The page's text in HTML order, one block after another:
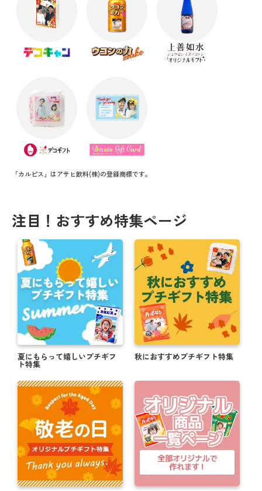
「カルピス」はアサヒ飲料(株)の登録商標です。
注目！おすすめ特集ページ
夏にもらって嬉しいプチギフ
ト特集
秋におすすめプチギフト特集